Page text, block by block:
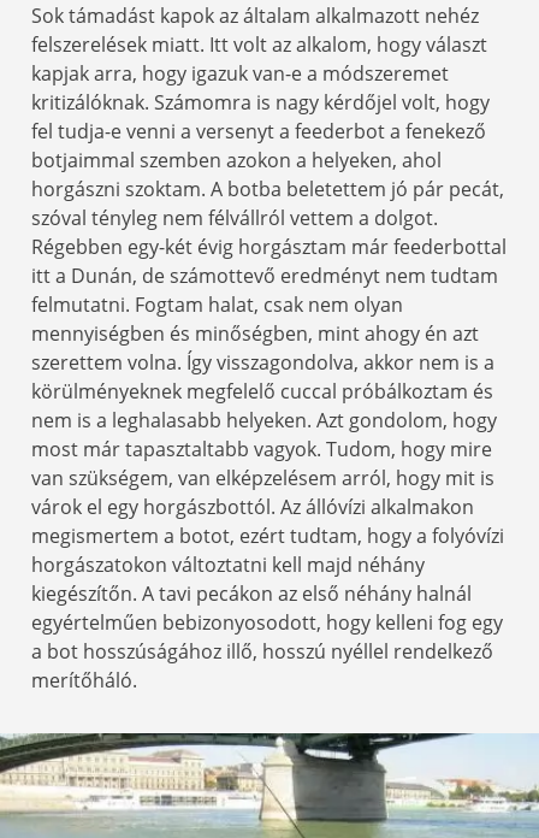
Sok támadást kapok az általam alkalmazott nehéz
felszerelések miatt. Itt volt az alkalom, hogy választ
kapjak arra, hogy igazuk van-e a módszeremet
kritizálóknak. Számomra is nagy kérdőjel volt, hogy
fel tudja-e venni a versenyt a feederbot a fenekező
botjaimmal szemben azokon a helyeken, ahol
horgászni szoktam. A botba beletettem jó pár pecát,
szóval tényleg nem félvállról vettem a dolgot.
Régebben egy-két évig horgásztam már feederbottal
itt a Dunán, de számottevő eredményt nem tudtam
felmutatni. Fogtam halat, csak nem olyan
mennyiségben és minőségben, mint ahogy én azt
szerettem volna. Így visszagondolva, akkor nem is a
körülményeknek megfelelő cuccal próbálkoztam és
nem is a leghalasabb helyeken. Azt gondolom, hogy
most már tapasztaltabb vagyok. Tudom, hogy mire
van szükségem, van elképzelésem arról, hogy mit is
várok el egy horgászbottól. Az állóvízi alkalmakon
megismertem a botot, ezért tudtam, hogy a folyóvízi
horgászatokon változtatni kell majd néhány
kiegészítőn. A tavi pecákon az első néhány halnál
egyértelműen bebizonyosodott, hogy kelleni fog egy
a bot hosszúságához illő, hosszú nyéllel rendelkező
merítőháló.